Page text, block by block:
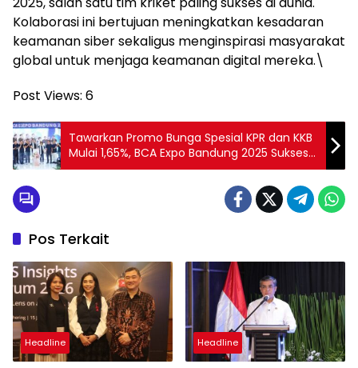
Kolaborasi ini bertujuan meningkatkan kesadaran
keamanan siber sekaligus menginspirasi masyarakat
global untuk menjaga keamanan digital mereka.\
Post Views: 6
Tawarkan Promo Bunga Spesial KPR dan KKB
Mulai 1,65%, BCA Expo Bandung 2025 Sukses
Digelar Selama 2 Hari
Pos Terkait
Headline Headline